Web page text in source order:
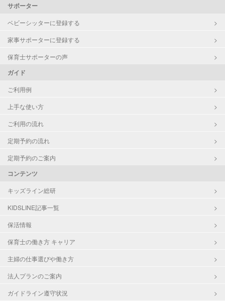
サポーター
ベビーシッターに登録する
家事サポーターに登録する
保育士サポーターの声
ガイド
ご利用例
上手な使い方
ご利用の流れ
定期予約の流れ
定期予約のご案内
コンテンツ
キッズライン総研
KIDSLINE記事一覧
保活情報
保育士の働き方 キャリア
主婦の仕事選びや働き方
法人プランのご案内
ガイドライン遵守状況